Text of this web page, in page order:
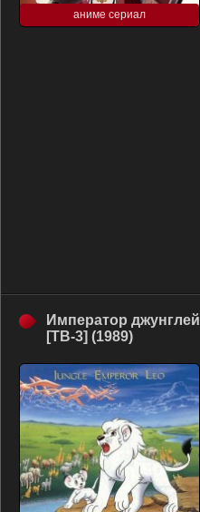
аниме сериал
Император джунглей
[ТВ-3] (1989)